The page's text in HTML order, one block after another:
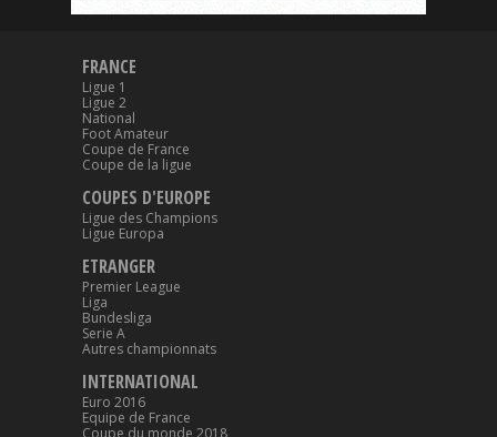
FRANCE
Ligue 1
Ligue 2
National
Foot Amateur
Coupe de France
Coupe de la ligue
COUPES D'EUROPE
Ligue des Champions
Ligue Europa
ETRANGER
Premier League
Liga
Bundesliga
Serie A
Autres championnats
INTERNATIONAL
Euro 2016
Equipe de France
Coupe du monde 2018